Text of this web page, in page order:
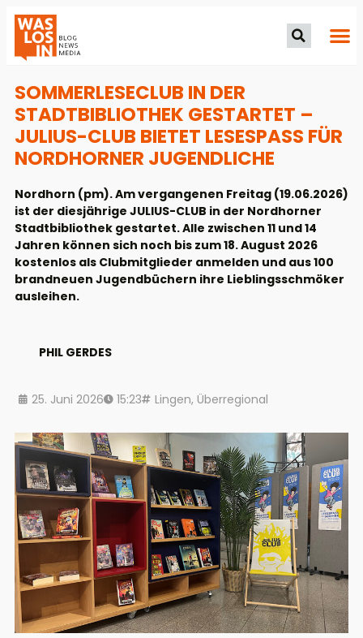
SOMMERLESECLUB IN DER
STADTBIBLIOTHEK GESTARTET –
JULIUS-CLUB BIETET LESESPASS FÜR N
ORDHORNER JUGENDLICHE
Nordhorn (pm). Am vergangenen Freitag (19.06.2026)
ist der diesjährige JULIUS-CLUB in der Nordhorner
Stadtbibliothek gestartet. Alle zwischen 11 und 14
Jahren können sich noch bis zum 18. August 2026
kostenlos als Clubmitglieder anmelden und aus 100
brandneuen Jugendbüchern ihre Lieblingsschmöker
ausleihen.
PHIL GERDES
25. Juni 2026 15:23 Lingen, Überregional